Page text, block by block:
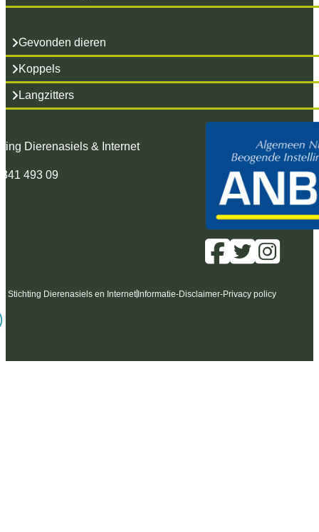
Gevonden dieren
Koppels
Langzitters
Dierenasiels & Internet
493 09
Stichting Dierenasiels en Internet Informatie-Disclaimer-Privacy policy